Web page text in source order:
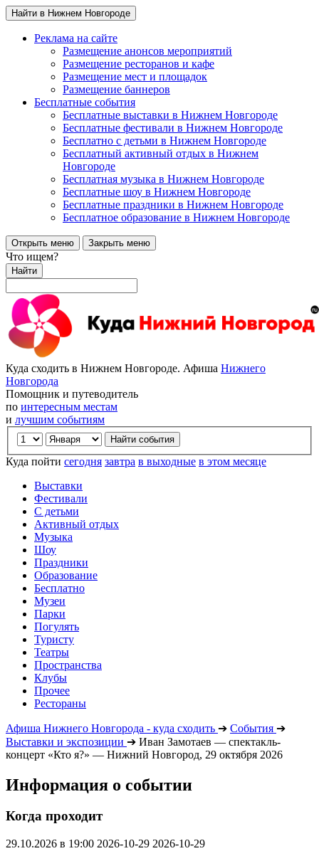
Найти в Нижнем Новгороде
Реклама на сайте
Размещение анонсов мероприятий
Размещение ресторанов и кафе
Размещение мест и площадок
Размещение баннеров
Бесплатные события
Бесплатные выставки в Нижнем Новгороде
Бесплатные фестивали в Нижнем Новгороде
Бесплатно с детьми в Нижнем Новгороде
Бесплатный активный отдых в Нижнем
Новгороде
Бесплатная музыка в Нижнем Новгороде
Бесплатные шоу в Нижнем Новгороде
Бесплатные праздники в Нижнем Новгороде
Бесплатное образование в Нижнем Новгороде
Открыть меню Закрыть меню
Что ищем?
Найти
Куда сходить в Нижнем Новгороде. Афиша Нижнего
Новгорода
Помощник и путеводитель
по интересным местам
и лучшим событиям
Куда пойти сегодня завтра в выходные в этом месяце
Выставки
Фестивали
С детьми
Активный отдых
Музыка
Шоу
Праздники
Образование
Бесплатно
Музеи
Парки
Погулять
Туристу
Театры
Пространства
Клубы
Прочее
Рестораны
Афиша Нижнего Новгорода - куда сходить ➔ События ➔
Выставки и экспозиции ➔ Иван Замотаев — спектакль-
концерт «Кто я?» — Нижний Новгород, 29 октября 2026
Информация о событии
Когда проходит
29.10.2026 в 19:00 2026-10-29 2026-10-29